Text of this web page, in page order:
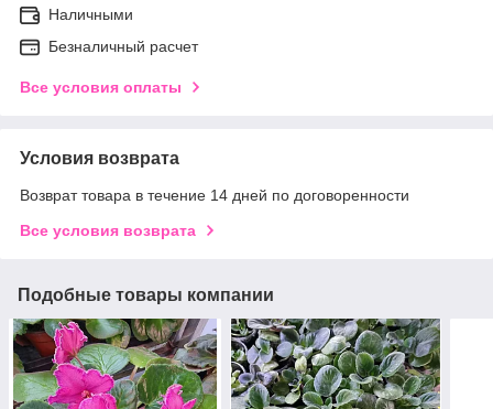
Наличными
Безналичный расчет
Все условия оплаты
Условия возврата
Возврат товара в течение 14 дней по договоренности
Все условия возврата
Подобные товары компании